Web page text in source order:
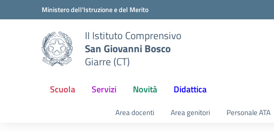
Vai ai contenuti
Vai al menu di navigazioneMinistero dell'Istruzione e del Merito
II Istituto Comprensivo
San Giovanni Bosco
Giarre (CT)
Scuola Servizi Novità Didattica
Area docenti Area genitori Personale ATA